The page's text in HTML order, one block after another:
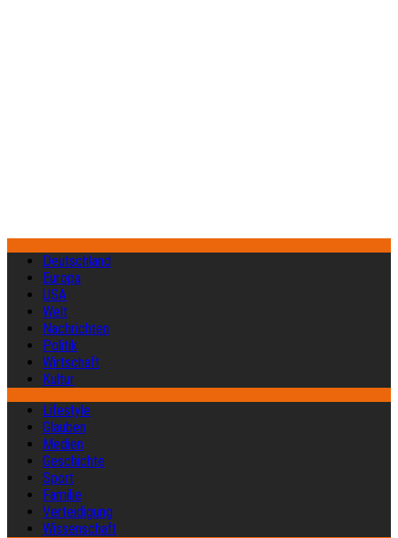
Deutschland
Europa
USA
Welt
Nachrichten
Politik
Wirtschaft
Kultur
Lifestyle
Glauben
Medien
Geschichte
Sport
Familie
Verteidigung
Wissenschaft